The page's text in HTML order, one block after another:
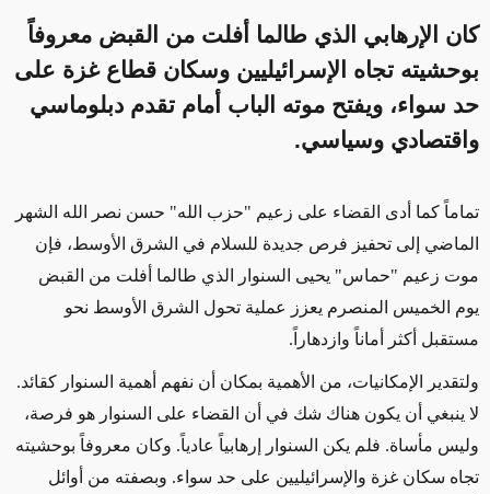
كان الإرهابي الذي طالما أفلت من القبض معروفاً
بوحشيته تجاه الإسرائيليين وسكان قطاع غزة على
حد سواء، ويفتح موته الباب أمام تقدم دبلوماسي
واقتصادي وسياسي.
تماماً كما أدى القضاء على زعيم "حزب الله" حسن نصر الله الشهر
الماضي إلى تحفيز فرص جديدة للسلام في الشرق الأوسط، فإن
موت زعيم "حماس" يحيى السنوار الذي طالما أفلت من القبض
يوم الخميس المنصرم يعزز عملية تحول الشرق الأوسط نحو
مستقبل أكثر أماناً وازدهاراً.
ولتقدير الإمكانيات، من الأهمية بمكان أن نفهم أهمية السنوار كقائد.
لا ينبغي أن يكون هناك شك في أن القضاء على السنوار هو فرصة،
وليس مأساة. فلم يكن السنوار إرهابياً عادياً. وكان معروفاً بوحشيته
تجاه سكان غزة والإسرائيليين على حد سواء. وبصفته من أوائل